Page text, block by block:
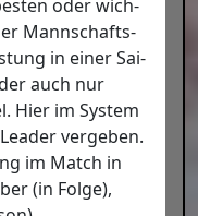
oder wich­
Mann­schafts­
in einer Sai­
auch nur
Hier im Sys­tem
ver­ge­ben.
im Match in
(in Fol­ge),